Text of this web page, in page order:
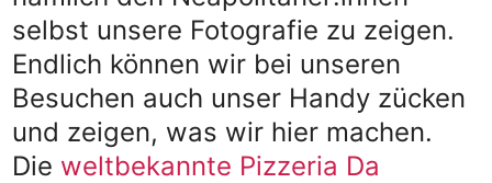
selbst unsere Fotografie zu zeigen.
Endlich können wir bei unseren
Besuchen auch unser Handy zücken
und zeigen, was wir hier machen.
Die weltbekannte Pizzeria Da